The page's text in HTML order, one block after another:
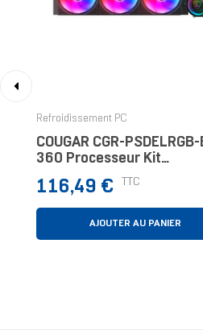
Refroidissement PC
COUGAR CGR-
360 Processeur Kit
Watercooling 12 Cm Noir
Prix
116,49 € TTC
AJOUTER AU PANIER